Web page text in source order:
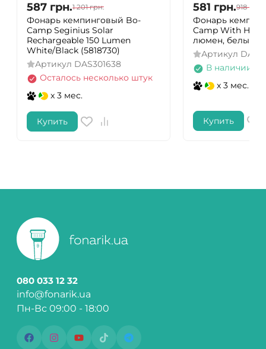
587 грн.1 201 грн.
Фонарь кемпинговый Bo-
Camp Seginius Solar
Rechargeable 150 Lumen
White/Black (5818730)
Артикул DAS301638
Осталось несколько штук
x 3 мес.
Купить
581 грн.918 грн.
Фонарь
Camp With
люмен, белый
Артикул
В наличии
x 3 мес.
Купить
080 033 12 32
info@fonarik.ua
Пн-Вс 09:00 - 18:00